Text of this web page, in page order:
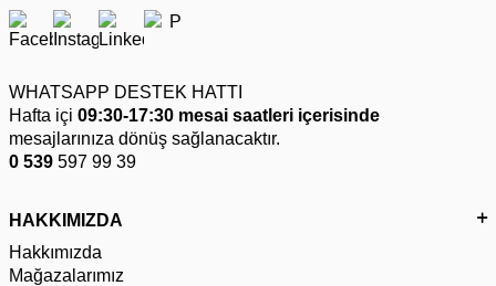
WHATSAPP DESTEK HATTI
Hafta içi 09:30-17:30 mesai saatleri içerisinde
mesajlarınıza dönüş sağlanacaktır.
0 539 597 99 39
HAKKIMIZDA
Hakkımızda
Mağazalarımız